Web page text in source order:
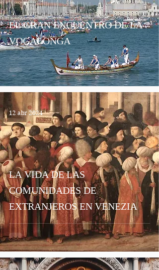
EL GRAN ENCUENTRO DE LA
VOGALONGA
LA VIDA DE LAS
COMUNIDADES DE
EXTRANJEROS EN VENEZIA
12 abr 2024